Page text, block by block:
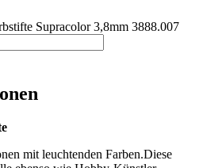
Supracolor 3,8mm 3888.007
mit leuchtenden Farben.Diese